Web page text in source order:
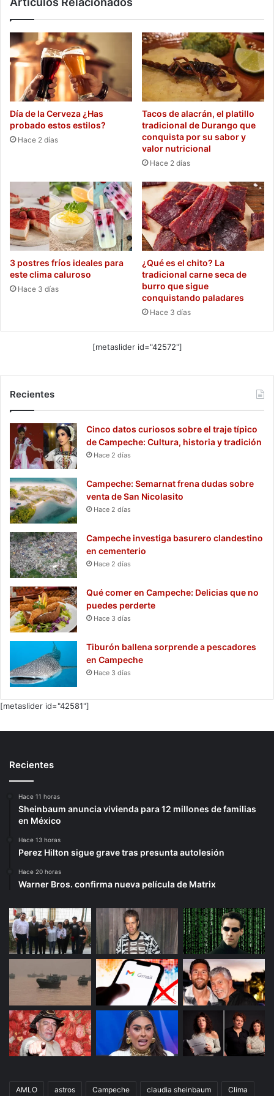
Día de la Cerveza ¿Has
probado estos estilos?
Hace 2 días
Tacos de alacrán, el platillo
tradicional de Durango que
conquista por su sabor y
valor nutricional
Hace 2 días
3 postres fríos ideales para
este clima caluroso
Hace 3 días
¿Qué es el chito? La
tradicional carne seca de
burro que sigue
conquistando paladares
Hace 3 días
[metaslider id="42572"]
Recientes
Cinco datos curiosos sobre el traje típico
de Campeche: Cultura, historia y tradición
Hace 2 días
Campeche: Semarnat frena dudas sobre
venta de San Nicolasito
Hace 2 días
Campeche investiga basurero clandestino
en cementerio
Hace 2 días
Qué comer en Campeche: Delicias que no
puedes perderte
Hace 3 días
Tiburón ballena sorprende a pescadores
en Campeche
Hace 3 días
[metaslider id="42581"]
Recientes
Hace 11 horas
Sheinbaum anuncia vivienda para 12 millones de familias
en México
Hace 13 horas
Perez Hilton sigue grave tras presunta autolesión
Hace 20 horas
Warner Bros. confirma nueva película de Matrix
AMLO astros Campeche claudia sheinbaum Clima